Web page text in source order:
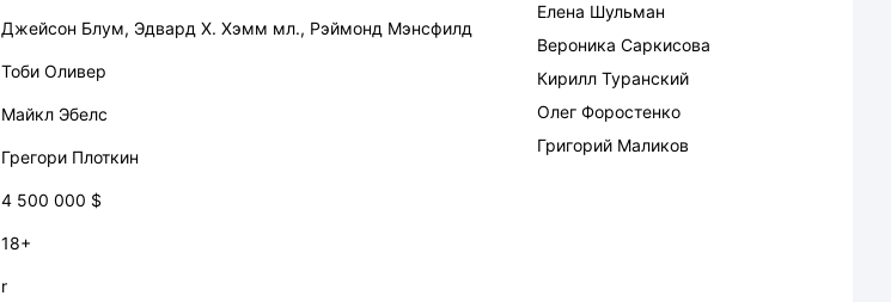
Джейсон Блум, Эдвард Х. Хэмм мл., Рэймонд Мэнсфилд
Тоби Оливер
Майкл Эбелс
Грегори Плоткин
4 500 000 $
18+
r
Елена Шульман
Вероника Саркисова
Кирилл Туранский
Олег Форостенко
Григорий Маликов